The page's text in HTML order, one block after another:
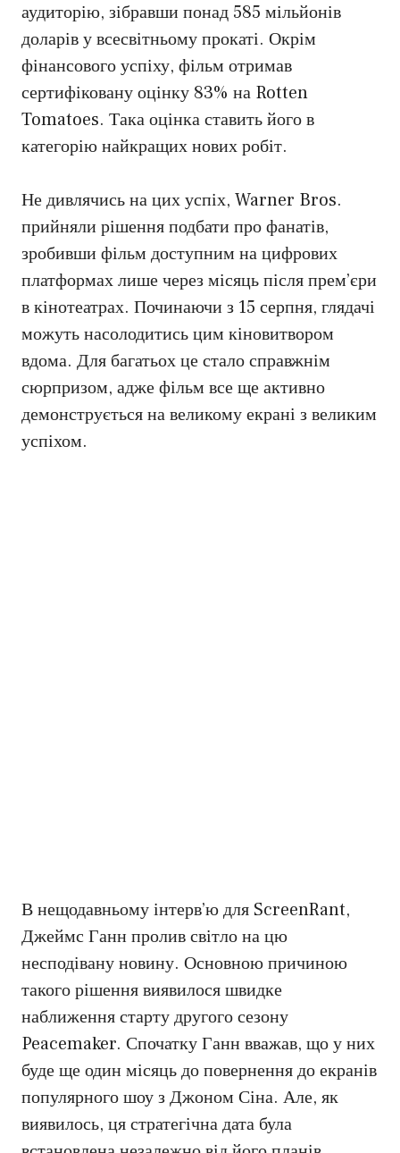
аудиторію, зібравши понад 585 мільйонів
доларів у всесвітньому прокаті. Окрім
фінансового успіху, фільм отримав
сертифіковану оцінку 83% на Rotten
Tomatoes. Така оцінка ставить його в
категорію найкращих нових робіт.
Не дивлячись на цих успіх, Warner Bros.
прийняли рішення подбати про фанатів,
зробивши фільм доступним на цифрових
платформах лише через місяць після прем’єри
в кінотеатрах. Починаючи з 15 серпня, глядачі
можуть насолодитись цим кіновитвором
вдома. Для багатьох це стало справжнім
сюрпризом, адже фільм все ще активно
демонструється на великому екрані з великим
успіхом.
В нещодавньому інтерв’ю для ScreenRant,
Джеймс Ганн пролив світло на цю
несподівану новину. Основною причиною
такого рішення виявилося швидке
наближення старту другого сезону
Peacemaker. Спочатку Ганн вважав, що у них
буде ще один місяць до повернення до екранів
популярного шоу з Джоном Сіна. Але, як
виявилось, ця стратегічна дата була